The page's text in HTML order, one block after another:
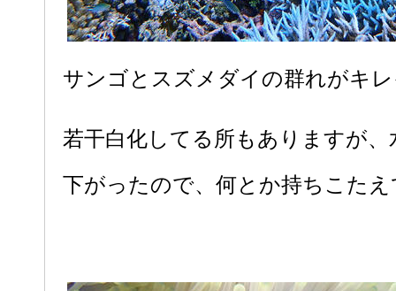
サンゴとスズメダイの群れがキ
若干白化してる所もありますが
下がったので、何とか持ちこた